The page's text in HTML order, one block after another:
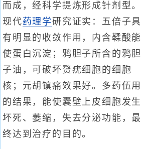
而成，经科学提炼形成针剂型。
现代药理学研究证实：五倍子具
有明显的收敛作用，内含鞣酸能
使蛋白沉淀；鸦胆子所含的鸦胆
子油，可破坏赘疣细胞的细胞
核；元胡镇痛效果好。多药伍用
的结果，能使囊壁上皮细胞发生
坏死、萎缩，失去分泌功能，最
终达到治疗的目的。